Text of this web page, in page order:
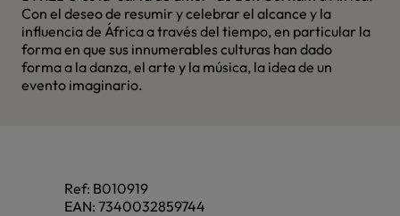
Con el deseo de resumir y celebrar el alcance y la
influencia de África a través del tiempo, en particular la
forma en que sus innumerables culturas han dado
forma a la danza, el arte y la música, la idea de un
evento imaginario.
Ref: B010919
EAN: 7340032859744